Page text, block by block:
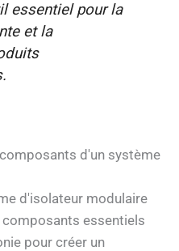
essentiel pour la
et la
d'un système
d'isolateur modulaire
essentiels
pour créer un